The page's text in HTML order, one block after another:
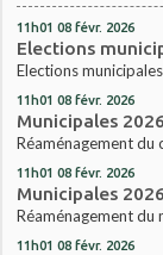
11h01 08 févr. 2026
Elections
Elections
11h01 08 févr. 2026
Municipales
Réaménagement du
11h01 08 févr. 2026
Municipales
Réaménagement du
11h01 08 févr. 2026